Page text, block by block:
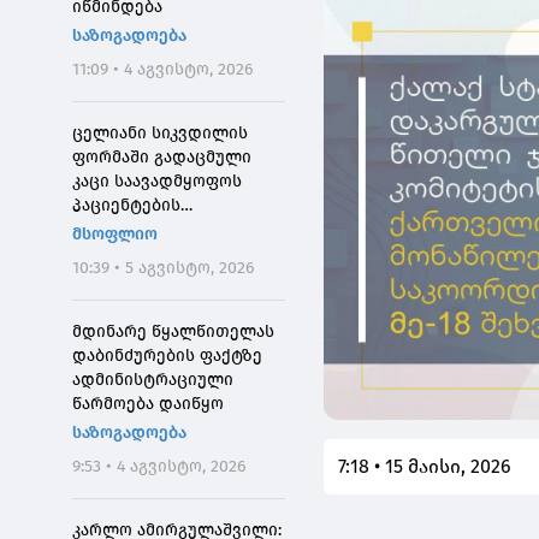
იწმინდება
საზოგადოება
11:09 • 4 აგვისტო, 2026
ცელიანი სიკვდილის
ფორმაში გადაცმული
კაცი საავადმყოფოს
პაციენტების
შეშინებისთვის
მსოფლიო
10:39 • 5 აგვისტო, 2026
მდინარე წყალწითელას
დაბინძურების ფაქტზე
ადმინისტრაციული
წარმოება დაიწყო
საზოგადოება
9:53 • 4 აგვისტო, 2026
კარლო ამირგულაშვილი:
7:18 • 15 მაისი, 2026